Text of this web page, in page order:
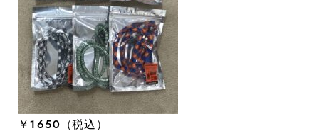
￥１６５０（税込）